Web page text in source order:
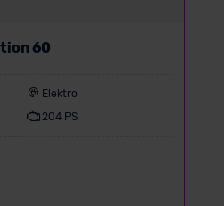
60
Elektro
204 PS